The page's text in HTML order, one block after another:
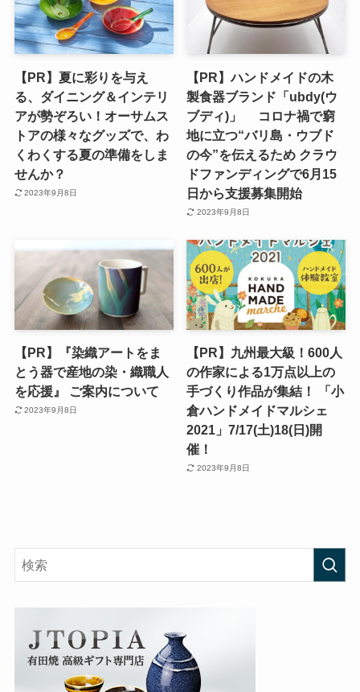
【PR】夏に彩りを与え
る、ダイニング＆インテリ
アが勢ぞろい！オーサムス
トアの様々なグッズで、わ
くわくする夏の準備をしま
せんか？
2023年9月8日
【PR】ハンドメイドの木
製食器ブランド「ubdy(ウ
ブディ)」 コロナ禍で窮
地に立つ“バリ島・ウブド
の今”を伝えるため クラウ
ドファンディングで6月15
日から支援募集開始
2023年9月8日
【PR】『染織アートをま
とう器で産地の染・織職人
を応援』 ご案内について
2023年9月8日
【PR】九州最大級！600人
の作家による1万点以上の
手づくり作品が集結！ 「小
倉ハンドメイドマルシェ
2021」7/17(土)18(日)開
催！
2023年9月8日